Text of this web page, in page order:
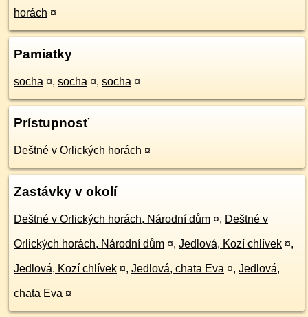
horách ¤
Pamiatky
socha ¤, socha ¤, socha ¤
Prístupnosť
Deštné v Orlických horách ¤
Zastávky v okolí
Deštné v Orlických horách, Národní dům ¤, Deštné v
Orlických horách, Národní dům ¤, Jedlová, Kozí chlívek ¤,
Jedlová, Kozí chlívek ¤, Jedlová, chata Eva ¤, Jedlová,
chata Eva ¤